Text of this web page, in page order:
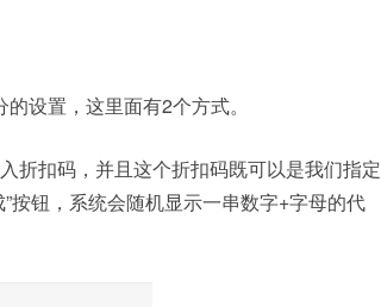
设置，这里面有2个方式。
折扣码，并且这个折扣码既可以是我们指定
按钮，系统会随机显示一串数字+字母的代